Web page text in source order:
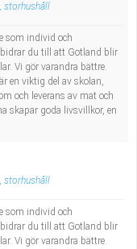
storhushåll
som individ och
du till att Gotland blir
Vi gör varandra bättre.
en viktig del av skolan,
och leverans av mat och
skapar goda livsvillkor, en
storhushåll
som individ och
du till att Gotland blir
Vi gör varandra bättre.